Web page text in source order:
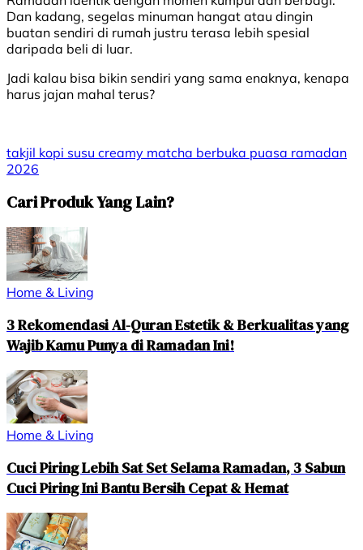
Dan kadang, segelas minuman hangat atau dingin
buatan sendiri di rumah justru terasa lebih spesial
daripada beli di luar.
Jadi kalau bisa bikin sendiri yang sama enaknya, kenapa
harus jajan mahal terus?
takjil kopi susu creamy matcha berbuka puasa ramadan
2026
Cari Produk Yang Lain?
Home & Living
3 Rekomendasi Al-Quran Estetik & Berkualitas yang
Wajib Kamu Punya di Ramadan Ini!
Home & Living
Cuci Piring Lebih Sat Set Selama Ramadan, 3 Sabun
Cuci Piring Ini Bantu Bersih Cepat & Hemat